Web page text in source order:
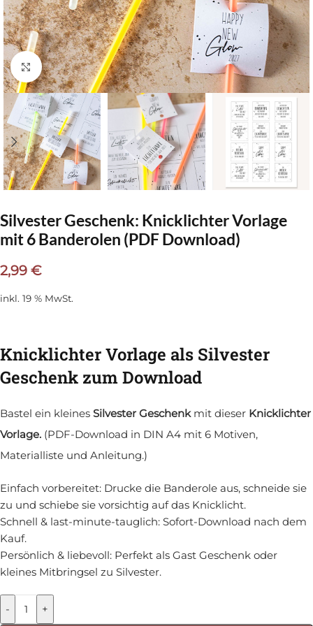
Klick zum Vergrößern
Silvester Geschenk: Knicklichter Vorlage
mit 6 Banderolen (PDF Download)
2,99 €
inkl. 19 % MwSt.
Knicklichter Vorlage als Silvester
Geschenk zum Download
Bastel ein kleines Silvester Geschenkmit dieser Knicklichter
Vorlage. (PDF-Download in DIN A4 mit 6 Motiven,
Materialliste und Anleitung.)
Einfach vorbereitet: Drucke die Banderole aus, schneide sie
zu und schiebe sie vorsichtig auf das Knicklicht.
Schnell & last-minute-tauglich: Sofort-Download nach dem
Kauf.
Persönlich & liebevoll: Perfekt als Gast Geschenk oder
kleines Mitbringsel zu Silvester.
- +